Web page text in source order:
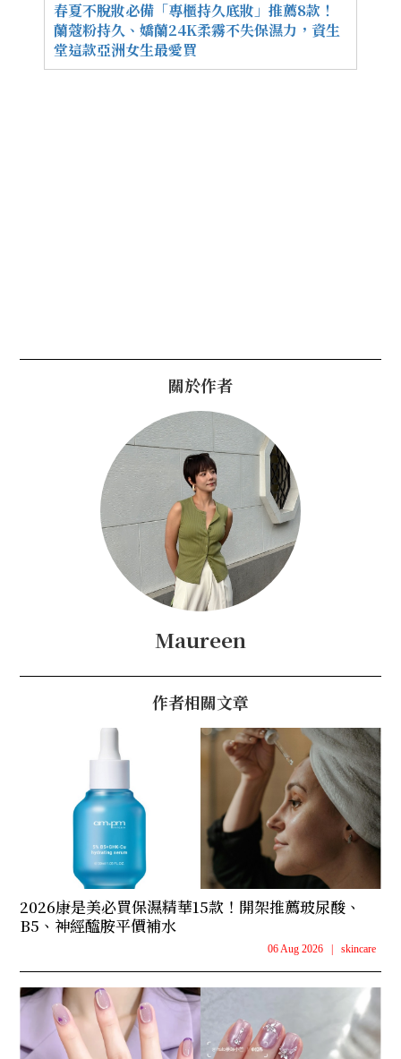
春夏不脫妝必備「專櫃持久底妝」推薦8款！
蘭蔻粉持久、嬌蘭24K柔霧不失保濕力，資生
堂這款亞洲女生最愛買
關於作者
Maureen
作者相關文章
2026康是美必買保濕精華15款！開架推薦玻尿酸、
B5、神經醯胺平價補水
06 Aug 2026 | skincare